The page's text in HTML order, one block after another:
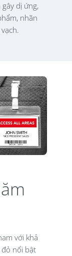
dị ứng,
nhãn
với khả
nổi bật